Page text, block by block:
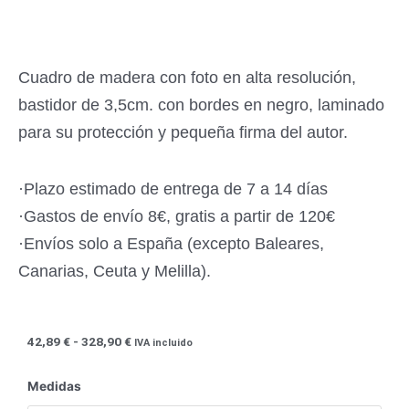
Cuadro de madera con foto en alta resolución,
bastidor de 3,5cm. con bordes en negro, laminado
para su protección y pequeña firma del autor.
·Plazo estimado de entrega de 7 a 14 días
·Gastos de envío 8€, gratis a partir de 120€
·Envíos solo a España (excepto Baleares,
Canarias, Ceuta y Melilla).
42,89€ - 328,90€Rango
IVA incluido
Medidas
Torrevieja,
Orihuela